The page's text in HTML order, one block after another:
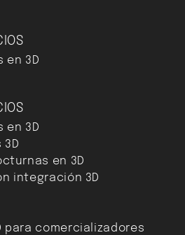
en 3D
en 3D
en 3D
integración 3D
para comercializadores